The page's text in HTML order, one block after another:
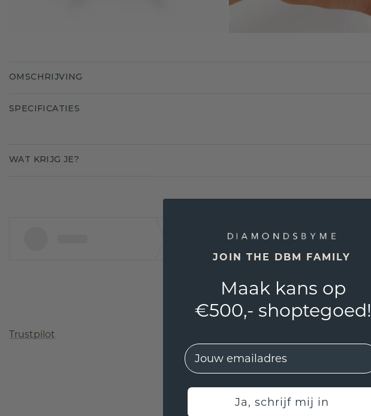
OMSCHRIJVING
SPECIFICATIES
WAT KRIJG JE?
Trustpilot
JOIN THE DBM FAMILY
Maak kans op
€500,- shoptegoed!
EMail
Ja, schrijf mij in